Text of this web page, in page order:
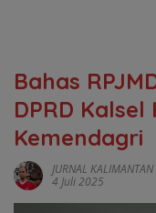
Bahas
DPRD
Kemendagri
JURNAL KALIMANTAN
4 Juli 2025